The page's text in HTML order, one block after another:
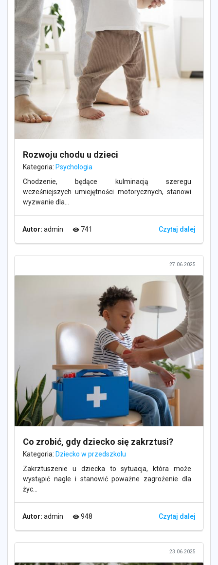
Rozwoju chodu u dzieci
Kategoria: Psychologia
Chodzenie, będące kulminacją szeregu
wcześniejszych umiejętności motorycznych, stanowi
wyzwanie dla...
Autor: admin visibility 741 Czytaj dalej
27.06.2025
Co zrobić, gdy dziecko się zakrztusi?
Kategoria: Dziecko w przedszkolu
Zakrztuszenie u dziecka to sytuacja, która może
wystąpić nagle i stanowić poważne zagrożenie dla
życ...
Autor: admin visibility 948 Czytaj dalej
23.06.2025